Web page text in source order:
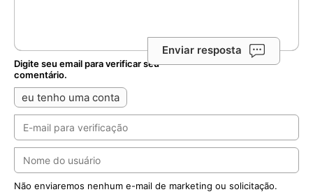
Enviar resposta
Digite seu email para verificar seu
comentário.
eu tenho uma conta
Não enviaremos nenhum e-mail de marketing ou solicitação.